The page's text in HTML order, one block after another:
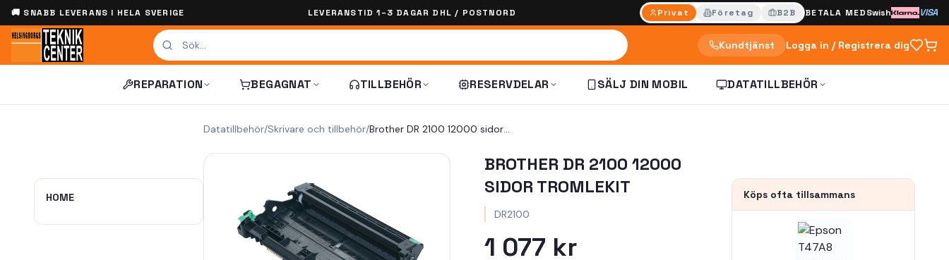
🚚 SNABB LEVERANS I HELA SVERIGE LEVERANSTID 1–3 DAGAR DHL / POSTNORD Privat Företag B2B BETALA MEDSwish VISA
Kundtjänst Logga in / Registrera dig
REPARATION BEGAGNAT TILLBEHÖR RESERVDELAR SÄLJ DIN MOBIL DATATILLBEHÖR
HOME
Datatillbehör/Skrivare och tillbehör/ Brother DR 2100 12000 sidor Tromlekit
BROTHER DR 2100 12000
SIDOR TROMLEKIT
DR2100
1 077 kr
Köps ofta tillsammans